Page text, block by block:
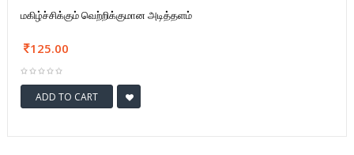
மகிழ்ச்சிக்கும் வெற்றிக்குமான அடித்தளம்
125.00
ADD TO CART